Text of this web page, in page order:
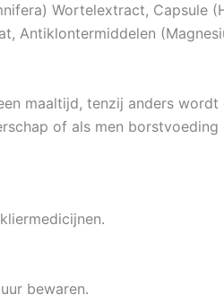
Wortelextract, Capsule
Antiklontermiddelen
maaltijd, tenzij anders
of als men borstvoeding
bewaren.